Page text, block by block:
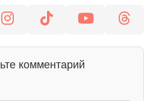
комментарий